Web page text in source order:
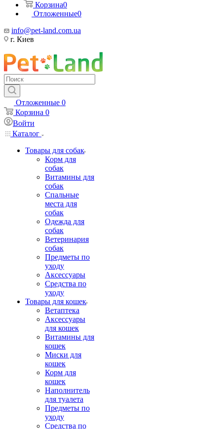
Корзина0
Отложенные0
info@pet-land.com.ua
г. Киев
Отложенные 0
Корзина 0
Войти
Каталог
Товары для собак
Корм для
собак
Витамины для
собак
Спальные
места для
собак
Одежда для
собак
Ветеринария
собак
Предметы по
уходу
Аксессуары
Средства по
уходу
Товары для кошек
Ветаптека
Аксессуары
для кошек
Витамины для
кошек
Миски для
кошек
Корм для
кошек
Наполнитель
для туалета
Предметы по
уходу
Средства по